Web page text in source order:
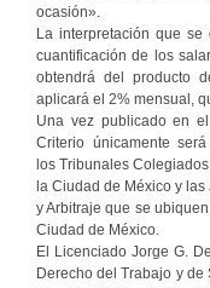
ocasión».
La interpretación que
cuantificación de los
obtendrá del producto
aplicará el 2% mensual,
Una vez publicado en
Criterio únicamente
los Tribunales
la Ciudad de México y
y Arbitraje que se
Ciudad de México.
El Licenciado Jorge G.
Derecho del Trabajo y de